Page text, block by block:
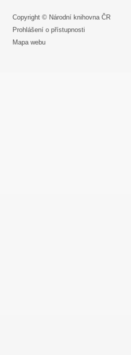
Copyright © Národní knihovna ČR
Prohlášení o přístupnosti
Mapa webu